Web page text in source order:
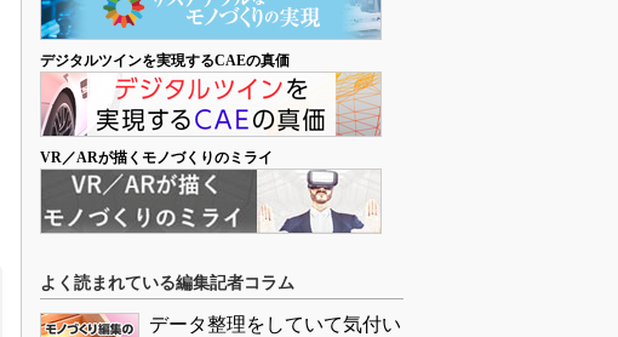
デジタルツインを実現するCAEの真価
VR／ARが描くモノづくりのミライ
よく読まれている編集記者コラム
データ整理をしていて気付い